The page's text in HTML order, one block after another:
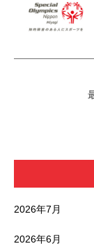
2026年7月
2026年6月